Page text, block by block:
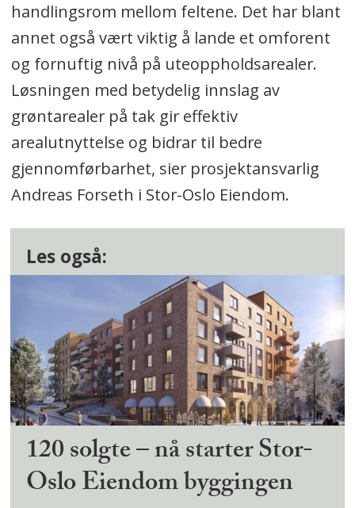
handlingsrom mellom feltene. Det har blant
annet også vært viktig å lande et omforent
og fornuftig nivå på uteoppholdsarealer.
Løsningen med betydelig innslag av
grøntarealer på tak gir effektiv
arealutnyttelse og bidrar til bedre
gjennomførbarhet, sier prosjektansvarlig
Andreas Forseth i Stor-Oslo Eiendom.
Les også:
120 solgte – nå starter Stor-
Oslo Eiendom byggingen